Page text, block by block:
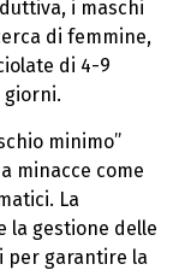
i maschi
di femmine,
di 4-9
giorni.
minimo”
minacce come
La
la gestione delle
per garantire la